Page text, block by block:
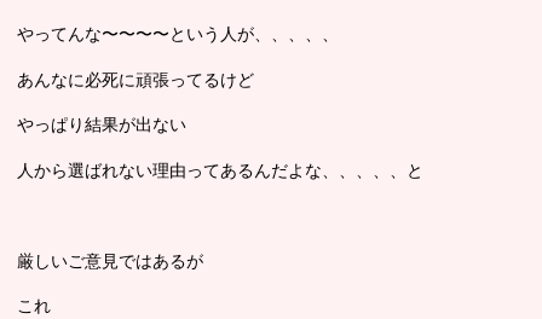
やってんな〜〜〜〜という人が、、、、、
あんなに必死に頑張ってるけど
やっぱり結果が出ない
人から選ばれない理由ってあるんだよな、、、、、と
厳しいご意見ではあるが
これ